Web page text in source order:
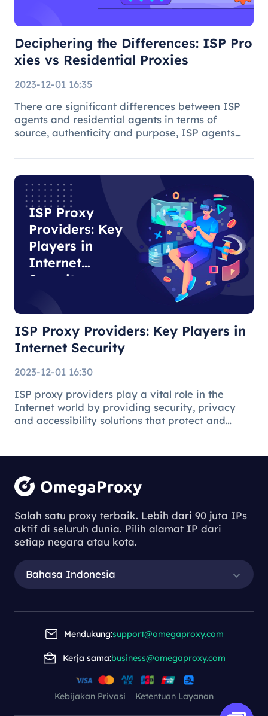
Deciphering the Differences: ISP Pro
xies vs Residential Proxies
2023-12-01 16:35
There are significant differences between ISP
agents and residential agents in terms of
source, authenticity and purpose, ISP agents
residential agents play an important role in
ISP Proxy
Providers: Key
Players in
Internet
Security
ISP Proxy Providers: Key Players in
Internet Security
2023-12-01 16:30
ISP proxy providers play a vital role in the
Internet world by providing security, privacy
and accessibility solutions that protect and
Understanding
the Process of
Downloading
Proxy Servers
oading Proxy Servers
2023-11-23 14:37
This article delves into the process of
downloading a proxy server, highlighting the
importance of these tools in improving online
Salah satu proxy terbaik. Lebih dari 90 juta IPs
aktif di seluruh dunia. Pilih alamat IP dari
setiap negara atau kota.
Bahasa Indonesia
Mendukung:support@omegaproxy.com
Kerja sama:business@omegaproxy.com
Kebijakan Privasi Ketentuan Layanan